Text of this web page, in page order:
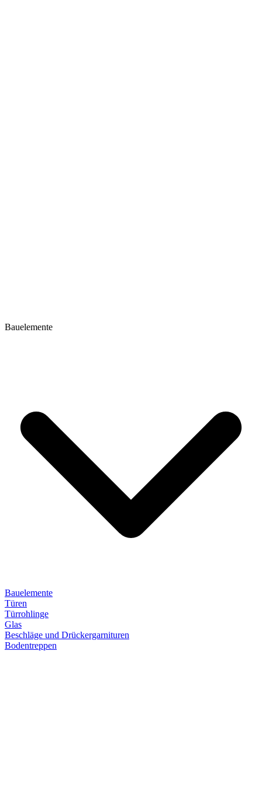
Bauelemente
Bauelemente
Türen
Türrohlinge
Glas
Beschläge und Drückergarnituren
Bodentreppen